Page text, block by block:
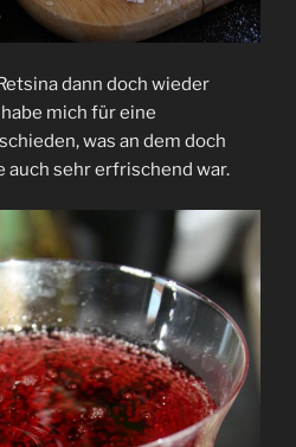
dann doch wieder
mich für eine
was an dem doch
auch sehr erfrischend war.